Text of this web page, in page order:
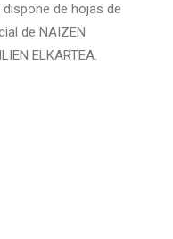
de hojas de
de NAIZEN
ELKARTEA.